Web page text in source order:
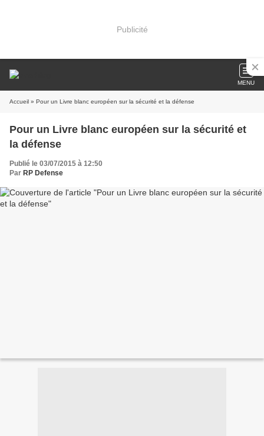
Publicité
MENU
Accueil » Pour un Livre blanc européen sur la sécurité et la défense
Pour un Livre blanc européen sur la sécurité et
la défense
Publié le 03/07/2015 à 12:50
Par RP Defense